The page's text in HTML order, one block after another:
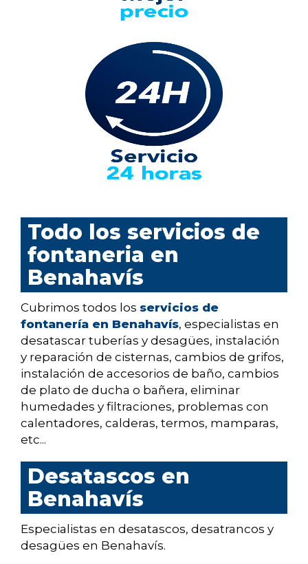
Todo los servicios de
fontaneria en
Benahavís
Cubrimos todos los servicios de
fontanería en Benahavís, especialistas en
desatascar tuberías y desagües, instalación
y reparación de cisternas, cambios de grifos,
instalación de accesorios de baño, cambios
de plato de ducha o bañera, eliminar
humedades y filtraciones, problemas con
calentadores, calderas, termos, mamparas,
etc...
Desatascos en
Benahavís
Especialistas en desatascos, desatrancos y
desagües en Benahavís.